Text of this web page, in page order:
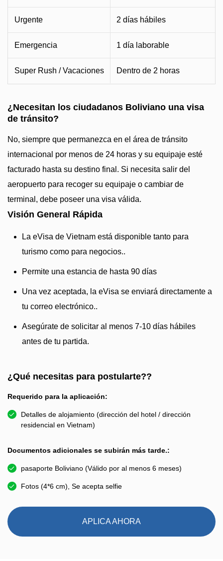
Urgente 2 días hábiles
Emergencia 1 día laborable
Super Rush / Vacaciones Dentro de 2 horas
¿Necesitan los ciudadanos Boliviano una visa
de tránsito?
No, siempre que permanezca en el área de tránsito
internacional por menos de 24 horas y su equipaje esté
facturado hasta su destino final. Si necesita salir del
aeropuerto para recoger su equipaje o cambiar de
terminal, debe poseer una visa válida.
Visión General Rápida
La eVisa de Vietnam está disponible tanto para
turismo como para negocios..
Permite una estancia de hasta 90 días
Una vez aceptada, la eVisa se enviará directamente a
tu correo electrónico..
Asegúrate de solicitar al menos 7-10 días hábiles
antes de tu partida.
¿Qué necesitas para postularte??
Requerido para la aplicación:
Detalles de alojamiento (dirección del hotel / dirección
residencial en Vietnam)
Documentos adicionales se subirán más tarde.:
pasaporte Boliviano (Válido por al menos 6 meses)
Fotos (4*6 cm), Se acepta selfie
APLICA AHORA